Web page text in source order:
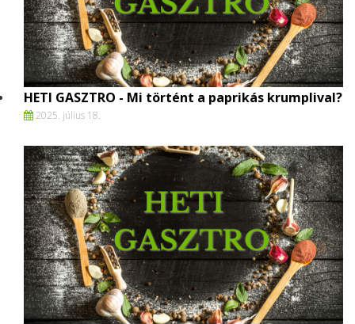
HETI GASZTRO - Mi történt a paprikás krumplival?
2025. július 18.